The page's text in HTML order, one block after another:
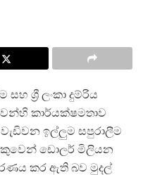
ශ්‍රී ලංකා දුම්රිය
කාර්යක්ෂමතාව
ඉල්ලුම සපුරාලීම
ඩොලර් මිලියන
කර ඇති බව මුදල්